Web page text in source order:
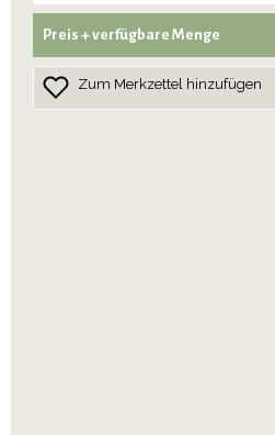
Preis + verfügbare Menge
Zum Merkzettel hinzufügen